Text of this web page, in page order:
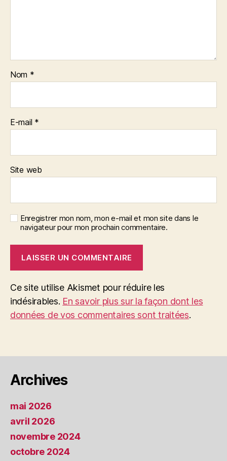
Nom *
E-mail *
Site web
Enregistrer mon nom, mon e-mail et mon site dans le
navigateur pour mon prochain commentaire.
Ce site utilise Akismet pour réduire les
indésirables. En savoir plus sur la façon dont les
données de vos commentaires sont traitées.
Archives
mai 2026
avril 2026
novembre 2024
octobre 2024